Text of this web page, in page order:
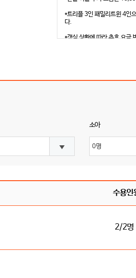
*트리플 3인 패밀리트윈 4인
다.
*객실 상황에 따라 추후 요금
소아
수용인
2/2명